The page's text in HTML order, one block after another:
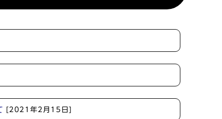
[2021年2月15日]